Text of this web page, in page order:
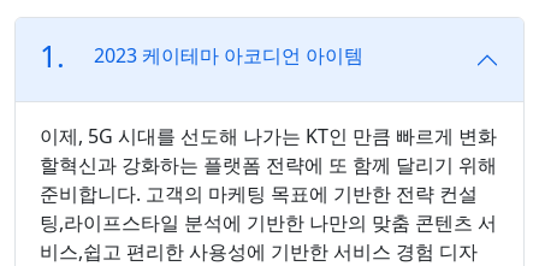
1. 2023 케이테마 아코디언 아이템
이제, 5G 시대를 선도해 나가는 KT인 만큼 빠르게 변화
할혁신과 강화하는 플랫폼 전략에 또 함께 달리기 위해
준비합니다. 고객의 마케팅 목표에 기반한 전략 컨설
팅,라이프스타일 분석에 기반한 나만의 맞춤 콘텐츠 서
비스,쉽고 편리한 사용성에 기반한 서비스 경험 디자